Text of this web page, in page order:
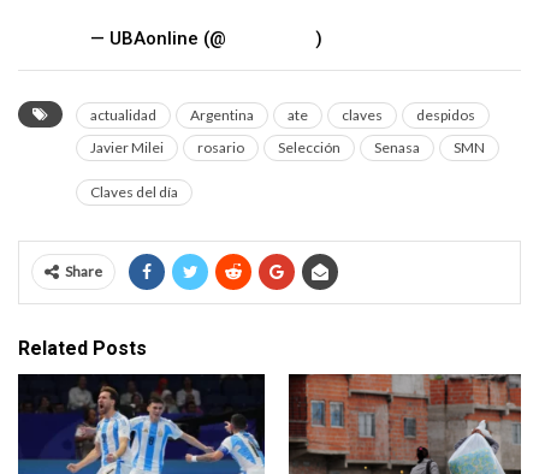
— UBAonline (@ )
actualidad Argentina ate claves
despidos
Javier Milei
rosario Selección Senasa SMN
Claves del día
Share
Related Posts